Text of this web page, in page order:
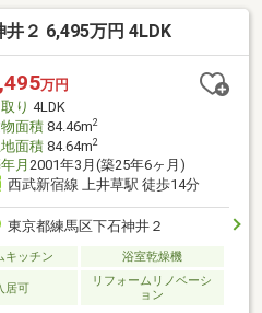
が多く、石神井公園などの大き
す♪・2階建て7DKと広々してお
族様にも便利な間取り！□現地
物件のことはもちろん、地域の
軽にお問い合わせくださいませ♪
２ 6,495万円 4LDK
万円
り 4LDK
面積84.46m2
面積84.64m2
月 2001年3月(築25年6ヶ月)
西武新宿線 上井草駅 徒歩14分
東京都練馬区下石神井２
キッチン 浴室乾燥機
居可
リフォームリノベーシ
ョン